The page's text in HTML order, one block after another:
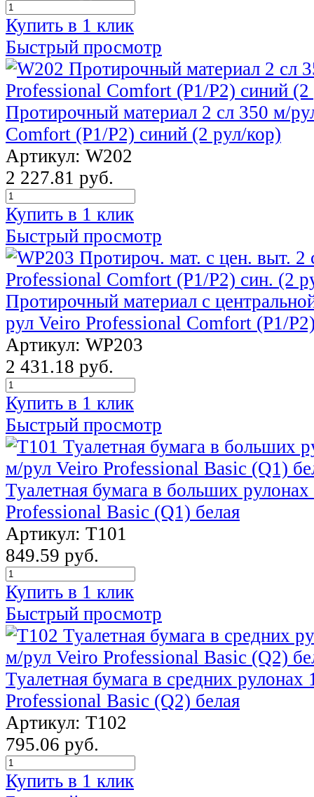
Купить в 1 клик
Быстрый просмотр
Протирочный материал 2 сл 350 м/
Comfort (P1/P2) синий (2 рул/кор)
Артикул: W202
2 227.81 руб.
Купить в 1 клик
Быстрый просмотр
Протирочный материал с
рул Veiro Professional Comfort (P1/
Артикул: WP203
2 431.18 руб.
Купить в 1 клик
Быстрый просмотр
Туалетная бумага в больших
Professional Basic (Q1) белая
Артикул: T101
849.59 руб.
Купить в 1 клик
Быстрый просмотр
Туалетная бумага в средних
Professional Basic (Q2) белая
Артикул: T102
795.06 руб.
Купить в 1 клик